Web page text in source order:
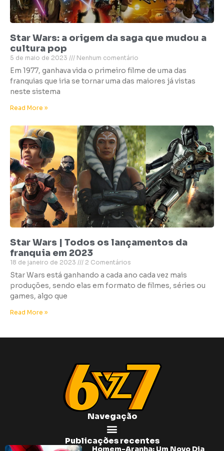
Star Wars: a origem da saga que mudou a
cultura pop
5 de maio de 2023 Nenhum comentário
Em 1977, ganhava vida o primeiro filme de uma das
franquias que iria se tornar uma das maiores já vistas
neste sistema
Read More »
Star Wars | Todos os lançamentos da
franquia em 2023
18 de janeiro de 2023 2 Comentários
Star Wars está ganhando a cada ano cada vez mais
produções, sendo elas em formato de filmes, séries ou
games, algo que
Read More »
Navegação
Publicações recentes
Homem-Aranha: Um Novo Dia